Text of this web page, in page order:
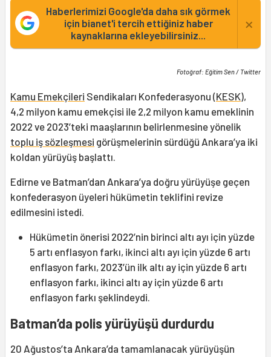
Haberlerimizi Google'da daha sık görmek
için bianet'i tercih ettiğiniz haber
kaynaklarına ekleyebilirsiniz...
×
Fotoğraf: Eğitim Sen / Twitter
Kamu Emekçileri Sendikaları Konfederasyonu (KESK),
4,2 milyon kamu emekçisi ile 2,2 milyon kamu emeklinin
2022 ve 2023’teki maaşlarının belirlenmesine yönelik
toplu iş sözleşmesi görüşmelerinin sürdüğü Ankara’ya iki
koldan yürüyüş başlattı.
Edirne ve Batman’dan Ankara’ya doğru yürüyüşe geçen
konfederasyon üyeleri hükümetin teklifini revize
edilmesini istedi.
Hükümetin önerisi 2022’nin birinci altı ayı için yüzde
5 artı enflasyon farkı, ikinci altı ayı için yüzde 6 artı
enflasyon farkı, 2023’ün ilk altı ay için yüzde 6 artı
enflasyon farkı, ikinci altı ay için yüzde 6 artı
enflasyon farkı şeklindeydi.
Batman’da polis yürüyüşü durdurdu
20 Ağustos’ta Ankara’da tamamlanacak yürüyüşün